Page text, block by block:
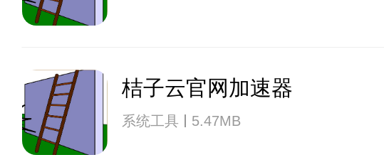
桔子云官网加速器
系统工具 5.47MB